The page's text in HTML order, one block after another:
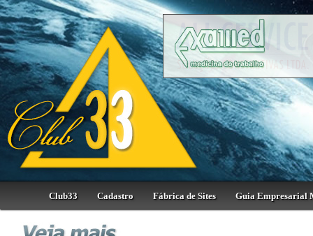
Club33 Cadastro Fábrica de Sites Guia Empresarial